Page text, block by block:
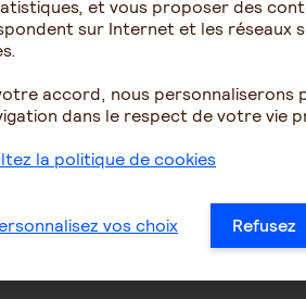
versent un trop
depuis 8 ans
4536
le
et vous proposer des
sur Internet et les réseaux
accord, nous personnaliserons
dans le respect de votre vie
la politique de cookies
vos choix Refusez